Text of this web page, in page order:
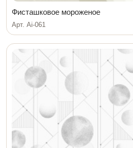
Фисташковое мороженое
Арт. Ai-061